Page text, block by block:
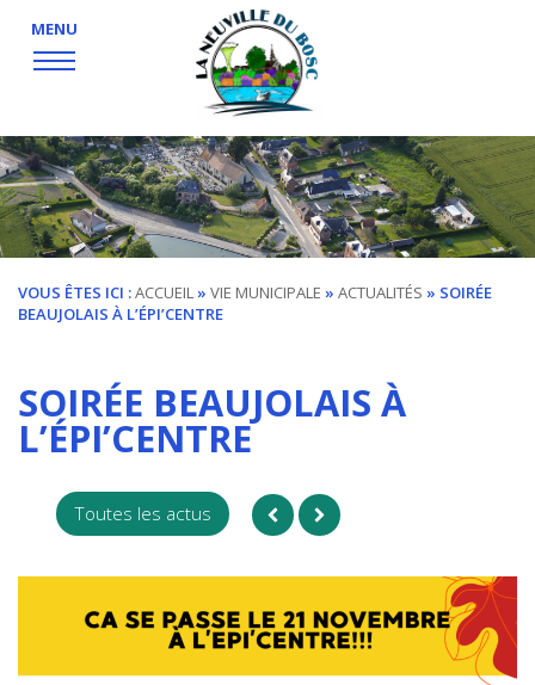
MENU
VOUS ÊTES ICI :ACCUEIL » VIE MUNICIPALE » ACTUALITÉS » SOIRÉE
BEAUJOLAIS À L’ÉPI’CENTRE
SOIRÉE BEAUJOLAIS À
L’ÉPI’CENTRE
Toutes les actus